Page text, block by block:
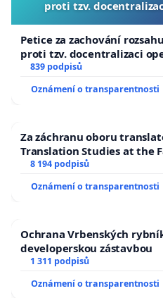
proti tzv.
Petice za zachování
proti tzv. docentralizaci
839 podpisů
Oznámení o transparentnosti
Za záchranu oboru
Translation Studies at the
University
8 194 podpisů
Oznámení o transparentnosti
Ochrana Vrbenských
developerskou zástavbou
1 311 podpisů
Oznámení o transparentnosti